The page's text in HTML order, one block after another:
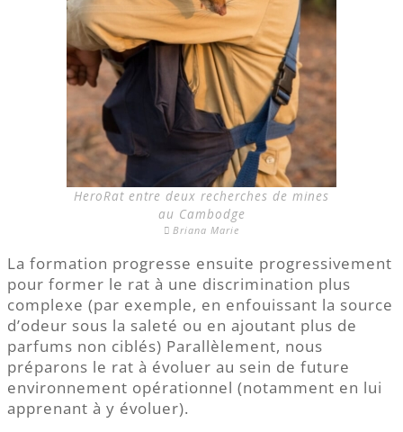
HeroRat entre deux recherches de mines
au Cambodge
Briana Marie
La formation progresse ensuite progressivement
pour former le rat à une discrimination plus
complexe (par exemple, en enfouissant la source
d’odeur sous la saleté ou en ajoutant plus de
parfums non ciblés) Parallèlement, nous
préparons le rat à évoluer au sein de future
environnement opérationnel (notamment en lui
apprenant à y évoluer).